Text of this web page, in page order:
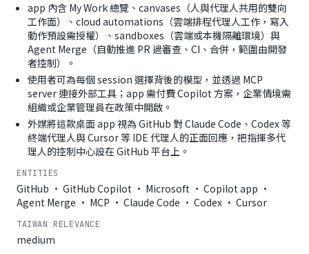
app 內含 My Work 總覽、canvases（人與代理人共用的雙向
工作面）、cloud automations（雲端排程代理人工作，寫入
動作預設需授權）、sandboxes（雲端或本機隔離環境）與
Agent Merge（自動推進 PR 過審查、CI、合併，範圍由開發
者控制）。
使用者可為每個 session 選擇背後的模型，並透過 MCP
server 連接外部工具；app 需付費 Copilot 方案，企業情境需
組織或企業管理員在政策中開啟。
外媒將這款桌面 app 視為 GitHub 對 Claude Code、Codex 等
終端代理人與 Cursor 等 IDE 代理人的正面回應，把指揮多代
理人的控制中心設在 GitHub 平台上。
ENTITIES
GitHub · GitHub Copilot · Microsoft · Copilot app ·
Agent Merge · MCP · Claude Code · Codex · Cursor
TAIWAN RELEVANCE
medium